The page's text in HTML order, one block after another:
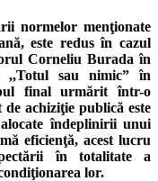
normelor menţionate
este redus în cazul
Corneliu Burada în
,,Totul sau nimic” în
final urmărit într-o
achiziţie publică este
îndeplinirii unui
eficienţă, acest lucru
în totalitate a
lor.